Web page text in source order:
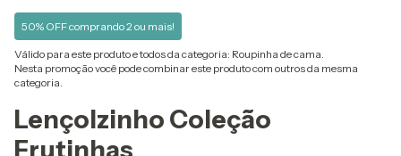
50% OFF comprando 2 ou mais!
Válido para este produto e todos da categoria: Roupinha de cama.
Nesta promoção você pode combinar este produto com outros da mesma
categoria.
Lençolzinho Coleção
Frutinhas